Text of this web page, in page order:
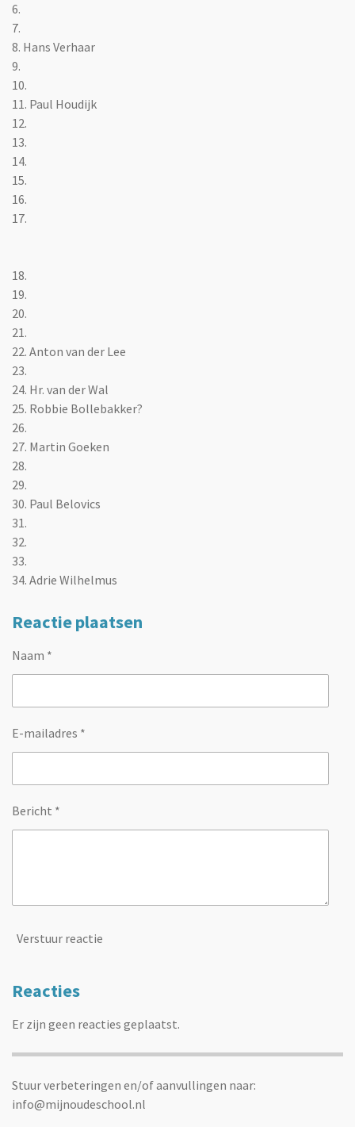
6.
7.
8. Hans Verhaar
9.
10.
11. Paul Houdijk
12.
13.
14.
15.
16.
17.
18.
19.
20.
21.
22. Anton van der Lee
23.
24. Hr. van der Wal
25. Robbie Bollebakker?
26.
27. Martin Goeken
28.
29.
30. Paul Belovics
31.
32.
33.
34. Adrie Wilhelmus
Reactie plaatsen
Naam *
E-mailadres *
Bericht *
Verstuur reactie
Reacties
Er zijn geen reacties geplaatst.
Stuur verbeteringen en/of aanvullingen naar:
info@mijnoudeschool.nl